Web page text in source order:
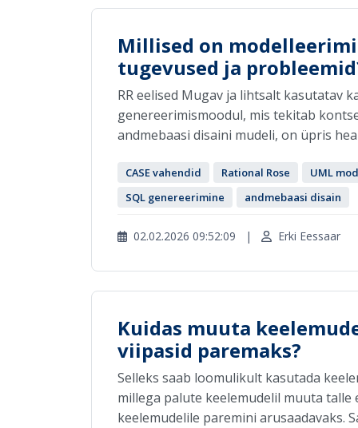
Millised on
tugevused ja
RR eelised Mugav ja lihtsalt kasutatav
genereerimismoodul, mis tekitab
andmebaasi disaini mudeli, on üpris hea
CASE vahendid Rational Rose
UML
SQL genereerimine
andmebaasi disain
02.02.2026 09:52:09 | Erki Eessaar
Kuidas muuta
viipasid paremaks?
Selleks saab loomulikult kasutada
millega palute keelemudelil muuta
keelemudelile paremini arusaadavaks.